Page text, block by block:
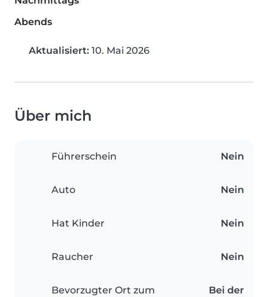
Abends
Aktualisiert: 10. Mai 2026
Über mich
Führerschein Nein
Auto Nein
Hat Kinder Nein
Raucher Nein
Bevorzugter Ort zum
Bei der